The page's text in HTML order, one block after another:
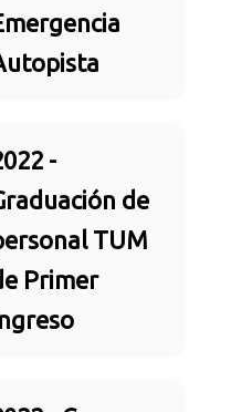
-
de
TUM
Primer
Ingreso